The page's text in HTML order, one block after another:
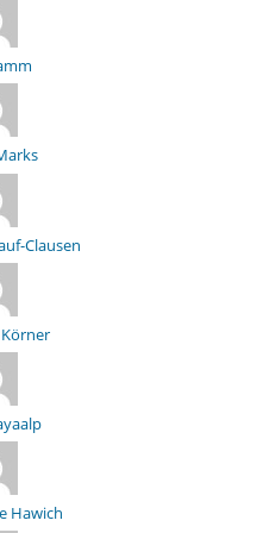
Clausen
Hawich